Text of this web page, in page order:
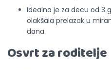
Idealna je za decu od 3
olakšala prelazak u
dana.
Osvrt za roditelje